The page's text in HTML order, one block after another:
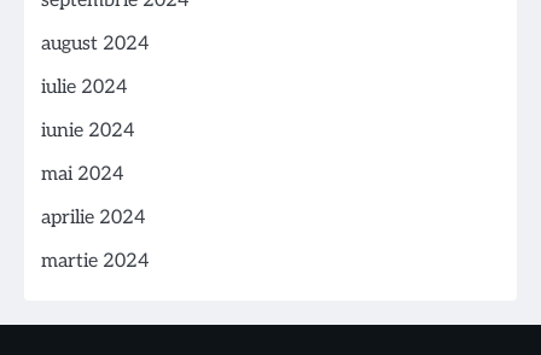
august 2024
iulie 2024
iunie 2024
mai 2024
aprilie 2024
martie 2024